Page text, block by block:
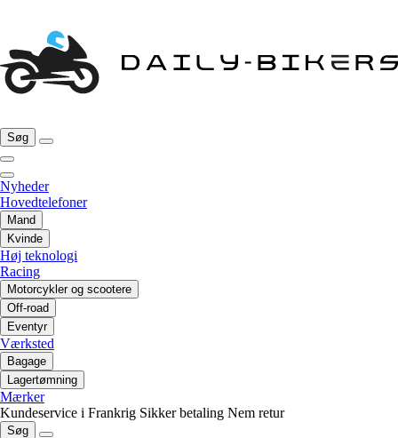
Søg
Nyheder
Hovedtelefoner
Mand
Kvinde
Høj teknologi
Racing
Motorcykler og scootere
Off-road
Eventyr
Værksted
Bagage
Lagertømning
Mærker
Kundeservice i Frankrig Sikker betaling Nem retur
Søg